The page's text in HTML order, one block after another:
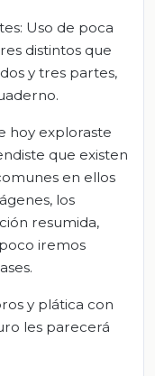
Uso de poca
distintos que
y tres partes,
hoy exploraste
que existen
en ellos
los
resumida,
iremos
y plática con
les parecerá